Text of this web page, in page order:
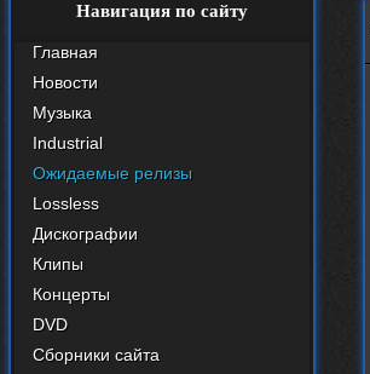
Навигация по сайту
Главная
Новости
Музыка
Industrial
Ожидаемые релизы
Lossless
Дискографии
Клипы
Концерты
DVD
Сборники сайта